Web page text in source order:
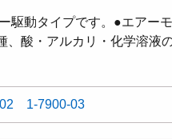
駆動タイプです。●エアー
酸・アルカリ・化学溶液
1-7900-03